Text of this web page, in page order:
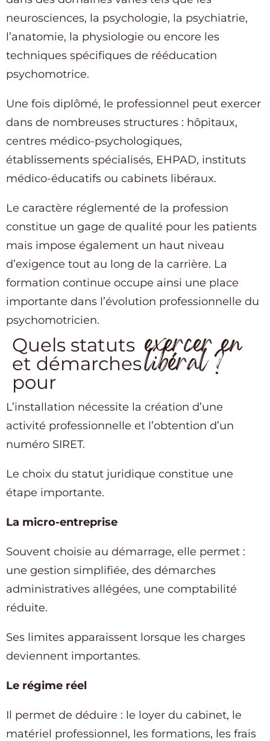
neurosciences, la psychologie, la psychiatrie,
l’anatomie, la physiologie ou encore les
techniques spécifiques de rééducation
psychomotrice.
Une fois diplômé, le professionnel peut exercer
dans de nombreuses structures : hôpitaux,
centres médico-psychologiques,
établissements spécialisés, EHPAD, instituts
médico-éducatifs ou cabinets libéraux.
Le caractère réglementé de la profession
constitue un gage de qualité pour les patients
mais impose également un haut niveau
d’exigence tout au long de la carrière. La
formation continue occupe ainsi une place
importante dans l’évolution professionnelle du
psychomotricien.
Quels statuts
et démarches
pour
exercer en
libéral ?
L’installation nécessite la création d’une
activité professionnelle et l’obtention d’un
numéro SIRET.
Le choix du statut juridique constitue une
étape importante.
La micro-entreprise
Souvent choisie au démarrage, elle permet :
une gestion simplifiée, des démarches
administratives allégées, une comptabilité
réduite.
Ses limites apparaissent lorsque les charges
deviennent importantes.
Le régime réel
Il permet de déduire : le loyer du cabinet, le
matériel professionnel, les formations, les frais